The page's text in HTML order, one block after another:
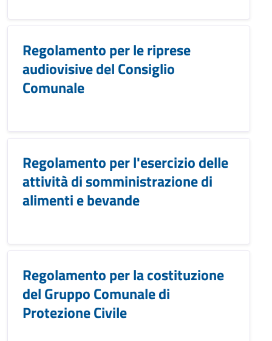
Regolamento per le riprese
audiovisive del Consiglio
Comunale
Regolamento per l'esercizio delle
attività di somministrazione di
alimenti e bevande
Regolamento per la costituzione
del Gruppo Comunale di
Protezione Civile